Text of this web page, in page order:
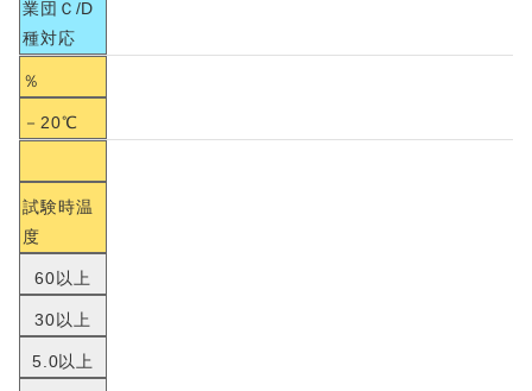
業団Ｃ/D
種対応
％
－20℃
試験時温
度
60以上
30以上
5.0以上